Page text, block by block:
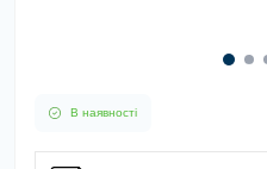
В наявності